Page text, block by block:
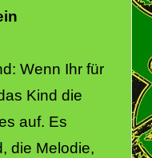
Wenn Ihr für
Kind die
auf. Es
die Melodie,